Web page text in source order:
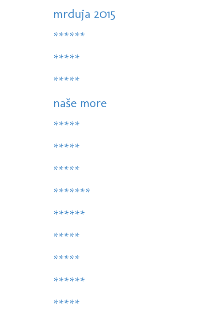
mrduja 2015
******
*****
*****
naše more
*****
*****
*****
*******
******
*****
*****
******
*****